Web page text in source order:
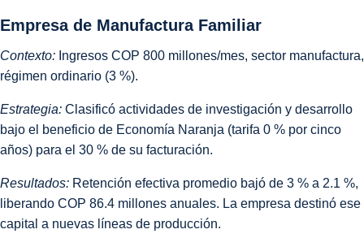
Empresa de Manufactura Familiar
Contexto: Ingresos COP 800 millones/mes, sector manufactura,
régimen ordinario (3 %).
Estrategia: Clasificó actividades de investigación y desarrollo
bajo el beneficio de Economía Naranja (tarifa 0 % por cinco
años) para el 30 % de su facturación.
Resultados: Retención efectiva promedio bajó de 3 % a 2.1 %,
liberando COP 86.4 millones anuales. La empresa destinó ese
capital a nuevas líneas de producción.